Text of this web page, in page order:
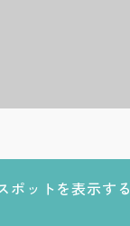
ポットを表示する